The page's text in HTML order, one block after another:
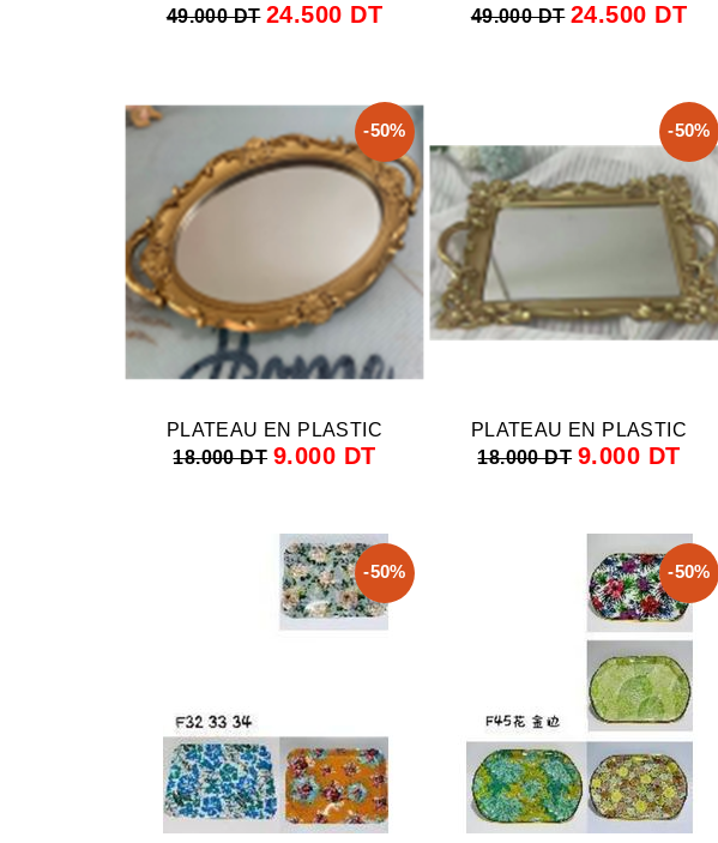
49.000 DT 24.500 DT
49.000 DT 24.500 DT
-50%
PLATEAU EN PLASTIC
18.000 DT 9.000 DT
-50%
PLATEAU EN PLASTIC
18.000 DT 9.000 DT
-50% -50%